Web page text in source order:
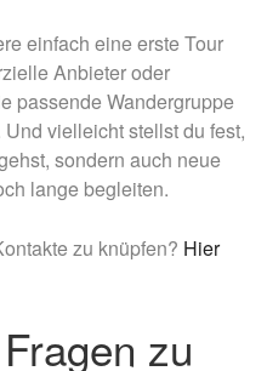
einfach eine erste Tour
Anbieter oder
passende Wandergruppe
vielleicht stellst du fest,
sondern auch neue
lange begleiten.
zu knüpfen? Hier
zu